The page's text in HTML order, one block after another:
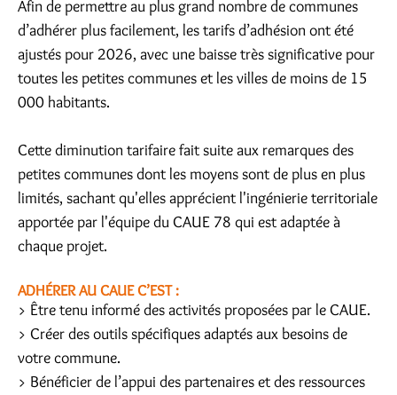
Afin de permettre au plus grand nombre de communes
d’adhérer plus facilement, les tarifs d’adhésion ont été
ajustés pour 2026, avec une baisse très significative pour
toutes les petites communes et les villes de moins de 15
000 habitants.
Cette diminution tarifaire fait suite aux remarques des
petites communes dont les moyens sont de plus en plus
limités, sachant qu'elles apprécient l'ingénierie territoriale
apportée par l'équipe du CAUE 78 qui est adaptée à
chaque projet.
ADHÉRER AU CAUE C’EST :
> Être tenu informé des activités proposées par le CAUE.
> Créer des outils spécifiques adaptés aux besoins de
votre commune.
> Bénéficier de l’appui des partenaires et des ressources